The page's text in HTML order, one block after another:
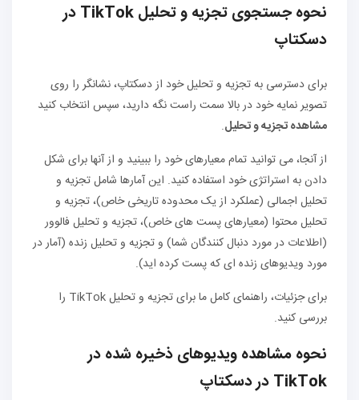
نحوه جستجوی تجزیه و تحلیل TikTok در
دسکتاپ
برای دسترسی به تجزیه و تحلیل خود از دسکتاپ، نشانگر را روی
تصویر نمایه خود در بالا سمت راست نگه دارید، سپس انتخاب کنید
مشاهده تجزیه و تحلیل.
از آنجا، می توانید تمام معیارهای خود را ببینید و از آنها برای شکل
دادن به استراتژی خود استفاده کنید. این آمارها شامل تجزیه و
تحلیل اجمالی (عملکرد از یک محدوده تاریخی خاص)، تجزیه و
تحلیل محتوا (معیارهای پست های خاص)، تجزیه و تحلیل فالوور
(اطلاعات در مورد دنبال کنندگان شما) و تجزیه و تحلیل زنده (آمار در
مورد ویدیوهای زنده ای که پست کرده اید).
برای جزئیات، راهنمای کامل ما برای تجزیه و تحلیل TikTok را
بررسی کنید.
نحوه مشاهده ویدیوهای ذخیره شده در
TikTok در دسکتاپ